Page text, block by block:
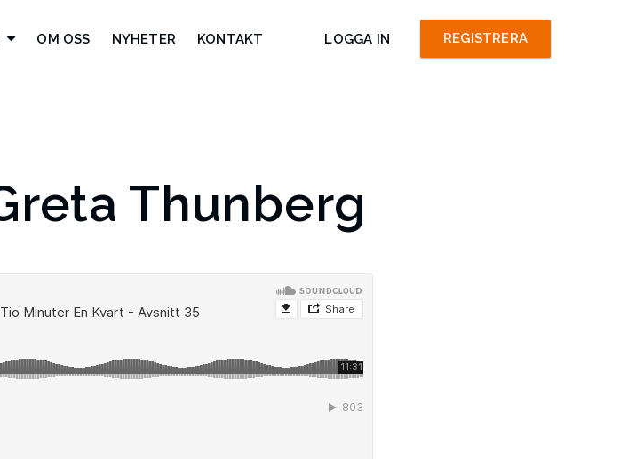
OM OSS NYHETER KONTAKT LOGGA IN REGISTRERA
Thunberg